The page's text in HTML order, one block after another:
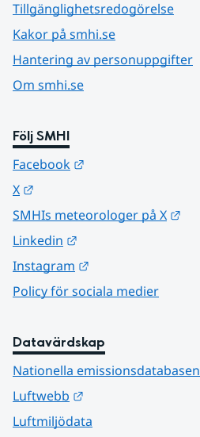
Tillgänglighetsredogörelse
Kakor på smhi.se
Hantering av personuppgifter
Om smhi.se
Följ SMHI
Facebook
X
SMHIs meteorologer på X
Linkedin
Instagram
Policy för sociala medier
Datavärdskap
Nationella emissionsdatabasen
Luftwebb
Luftmiljödata